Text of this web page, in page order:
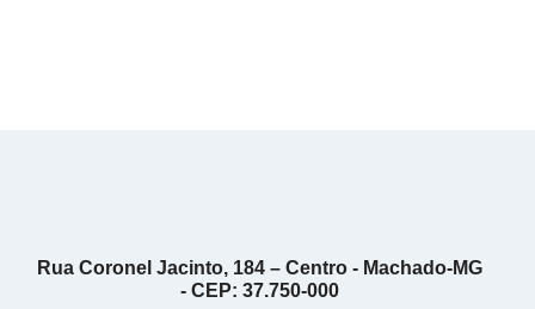
Rua Coronel Jacinto, 184 – Centro - Machado-MG
- CEP: 37.750-000